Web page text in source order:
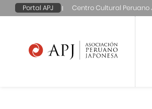
Portal APJ Centro Cultural Peruano